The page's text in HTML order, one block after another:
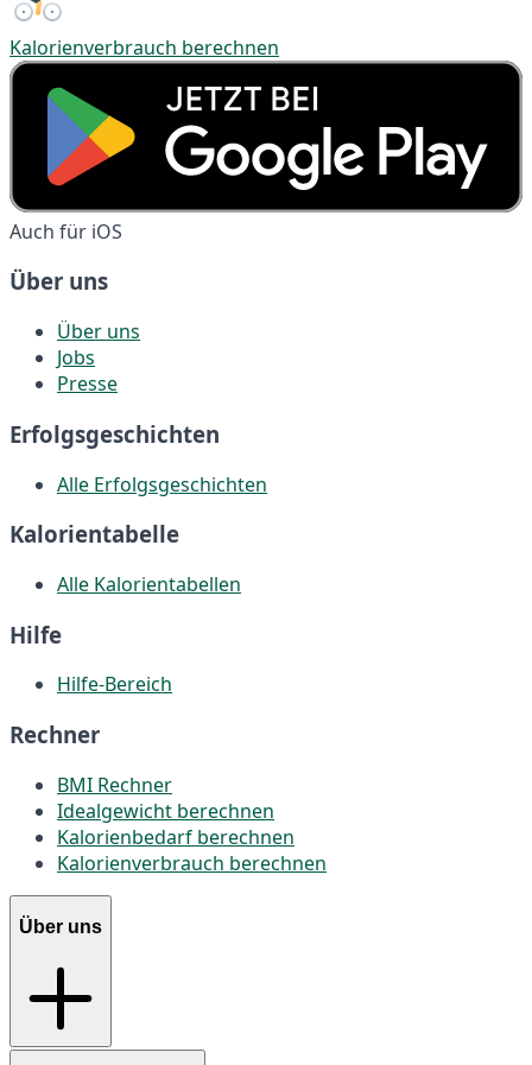
Kalorienverbrauch berechnen
Auch für iOS
Über uns
Über uns
Jobs
Presse
Erfolgsgeschichten
Alle Erfolgsgeschichten
Kalorientabelle
Alle Kalorientabellen
Hilfe
Hilfe-Bereich
Rechner
BMI Rechner
Idealgewicht berechnen
Kalorienbedarf berechnen
Kalorienverbrauch berechnen
Über uns